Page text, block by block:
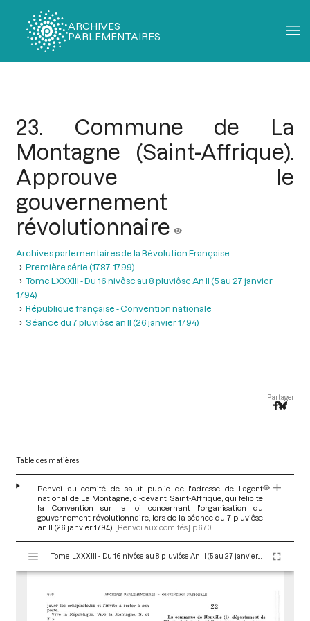
ARCHIVES
PARLEMENTAIRES
23. Commune de La
Montagne (Saint-Affrique).
Approuve le
gouvernement
révolutionnaire
Archives parlementaires de la Révolution Française
Première série (1787-1799)
Tome LXXXIII - Du 16 nivôse au 8 pluviôse An II (5 au 27 janvier
1794)
République française - Convention nationale
Séance du 7 pluviôse an II (26 janvier 1794)
Partager
Table des matières
Renvoi au comité de salut public de l'adresse de l'agent
national de La Montagne, ci-devant Saint-Affrique, qui félicite
la Convention sur la loi concernant l'organisation du
gouvernement révolutionnaire, lors de la séance du 7 pluviôse
an II (26 janvier 1794) [Renvoi aux comités] p.670
s